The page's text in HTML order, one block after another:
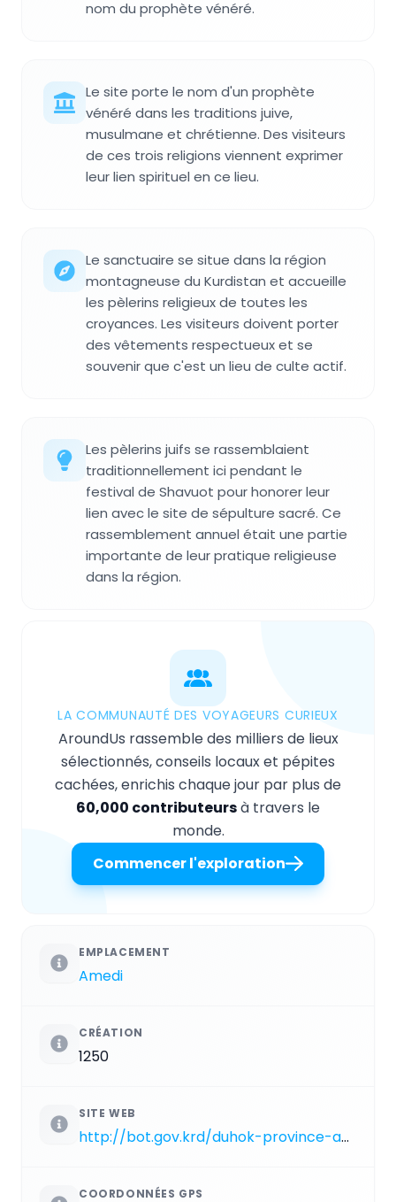
nom du prophète vénéré.
Le site porte le nom d'un prophète
vénéré dans les traditions juive,
musulmane et chrétienne. Des visiteurs
de ces trois religions viennent exprimer
leur lien spirituel en ce lieu.
Le sanctuaire se situe dans la région
montagneuse du Kurdistan et accueille
les pèlerins religieux de toutes les
croyances. Les visiteurs doivent porter
des vêtements respectueux et se
souvenir que c'est un lieu de culte actif.
Les pèlerins juifs se rassemblaient
traditionnellement ici pendant le
festival de Shavuot pour honorer leur
lien avec le site de sépulture sacré. Ce
rassemblement annuel était une partie
importante de leur pratique religieuse
dans la région.
LA COMMUNAUTÉ DES VOYAGEURS CURIEUX
AroundUs rassemble des milliers de lieux
sélectionnés, conseils locaux et pépites
cachées, enrichis chaque jour par plus de
60,000 contributeursà travers le
monde.
Commencer l'exploration
EMPLACEMENT
Amedi
CRÉATION
1250
SITE WEB
http://bot.gov.krd/duhok-province-amedi/history-and-heritage/tomb-prophet-hazkiel
COORDONNÉES GPS